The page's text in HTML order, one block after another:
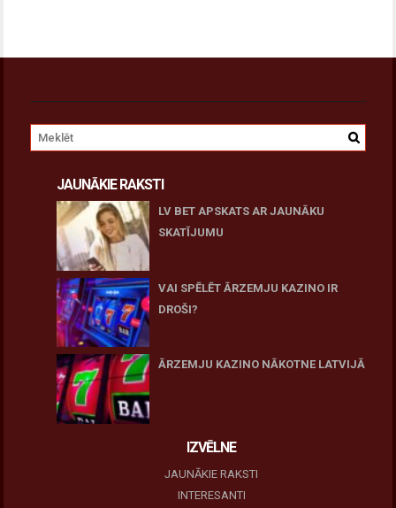
JAUNĀKIE RAKSTI
LV BET APSKATS AR JAUNĀKU
SKATĪJUMU
VAI SPĒLĒT ĀRZEMJU KAZINO IR
DROŠI?
ĀRZEMJU KAZINO NĀKOTNE LATVIJĀ
IZVĒLNE
JAUNĀKIE RAKSTI
INTERESANTI